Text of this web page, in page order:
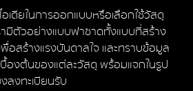
เดียในการออกแบบหรือเลือกใช้วัสดุ
มีตัวอย่างแบบฟาซาดทั้งแบบที่สร้าง
พื่อสร้างแรงบันดาลใจ และทราบข้อมูล
บื้องต้นของแต่ละวัสดุ พร้อมแจกในรูป
ลงทะเบียนรับ